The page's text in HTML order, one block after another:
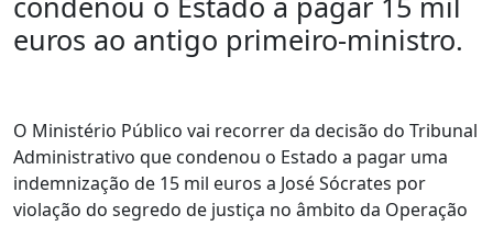
euros ao antigo primeiro-ministro.
O Ministério Público vai recorrer da decisão do Tribunal
Administrativo que condenou o Estado a pagar uma
indemnização de 15 mil euros a José Sócrates por
violação do segredo de justiça no âmbito da Operação